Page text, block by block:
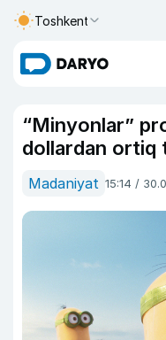
Toshkent
“Minyonlar”
dollardan ortiq
Madaniyat 15:14 /